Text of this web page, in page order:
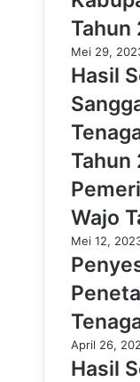
Tahun
Mei 29,
Hasil
Tahun
Wajo
Mei 12,
April 26,
Hasil